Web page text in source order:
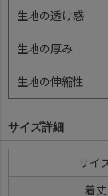
生地の透け感
生地の厚み
生地の伸縮性
サイズ詳細
サイ
着